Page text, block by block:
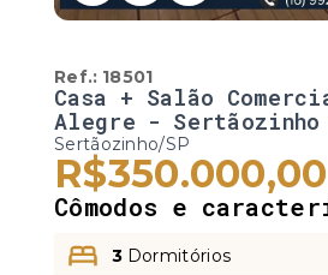
Ref.: 18501
Casa + Salão
Alegre - Sertãozinho
Sertãozinho/SP
R$350.000,00
Cômodos e
3 Dormitórios